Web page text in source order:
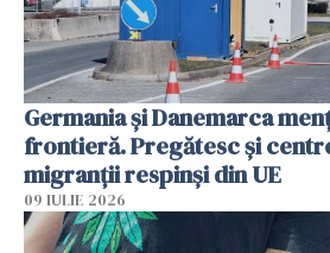
Germania și Danemarca
frontieră. Pregătesc și
migranții respinși din UE
09 IULIE 2026